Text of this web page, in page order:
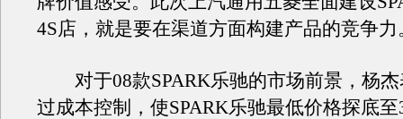
4S店，就是要在渠道方面构建产品的竞争力
对于08款SPARK乐驰的市场前景，杨杰
过成本控制，使SPARK乐驰最低价格探底